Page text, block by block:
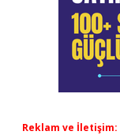
Reklam ve İletişim: